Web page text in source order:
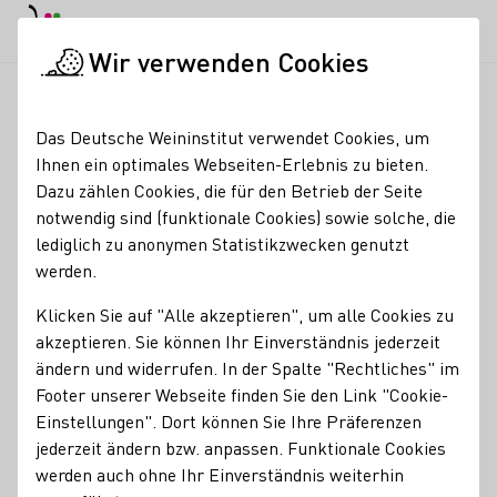
Winzerfamilie Rumpel
Hallo, das müsst ihr wissen: Wir betreiben unseren
Weinbau mit Leidenschaft und Freude. Deshalb haben wir
sämtliche Prädikatsstufen: vom Kabinett bis hin zum
Eiswein!
Perlwein / Secco Wein Brände / Destillate Roséwein
Kontakt
Wir verwenden Cookies
Das Deutsche Weininstitut verwendet Cookies, um
Ihnen ein optimales Webseiten-Erlebnis zu bieten.
Dazu zählen Cookies, die für den Betrieb der Seite
notwendig sind (funktionale Cookies) sowie solche, die
lediglich zu anonymen Statistikzwecken genutzt
werden.
Klicken Sie auf "Alle akzeptieren", um alle Cookies zu
akzeptieren. Sie können Ihr Einverständnis jederzeit
ändern und widerrufen. In der Spalte "Rechtliches" im
Footer unserer Webseite finden Sie den Link "Cookie-
Einstellungen". Dort können Sie Ihre Präferenzen
jederzeit ändern bzw. anpassen. Funktionale Cookies
werden auch ohne Ihr Einverständnis weiterhin